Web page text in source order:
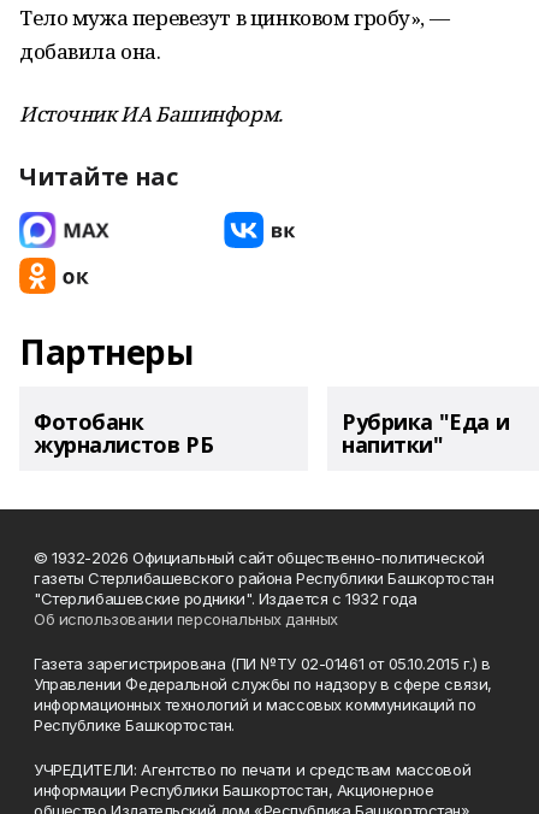
Тело мужа перевезут в цинковом гробу», —
добавила она.
Источник ИА Башинформ.
Читайте нас
Партнеры
Фотобанк
журналистов РБ
Рубрика "Еда и
напитки"
© 1932-2026 Официальный сайт общественно-политической
газеты Стерлибашевского района Республики Башкортостан
"Стерлибашевские родники". Издается с 1932 года
Об использовании персональных данных
Газета зарегистрирована (ПИ №ТУ 02-01461 от 05.10.2015 г.) в
Управлении Федеральной службы по надзору в сфере связи,
информационных технологий и массовых коммуникаций по
Республике Башкортостан.
УЧРЕДИТЕЛИ: Агентство по печати и средствам массовой
информации Республики Башкортостан, Акционерное